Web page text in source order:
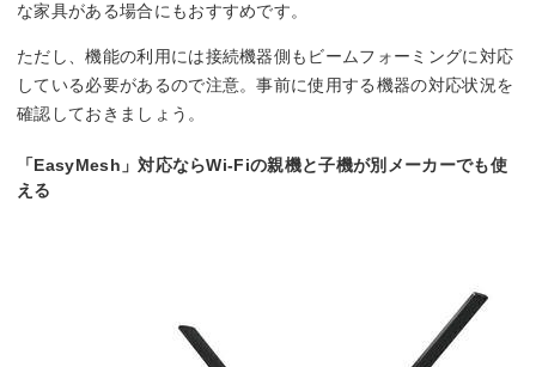
な家具がある場合にもおすすめです。
ただし、機能の利用には接続機器側もビームフォーミングに対応
している必要があるので注意。事前に使用する機器の対応状況を
確認しておきましょう。
「EasyMesh」対応ならWi-Fiの親機と子機が別メーカーでも使
える